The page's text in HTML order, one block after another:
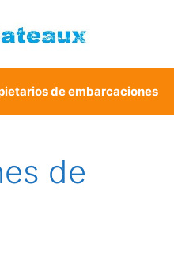
de embarcaciones
de